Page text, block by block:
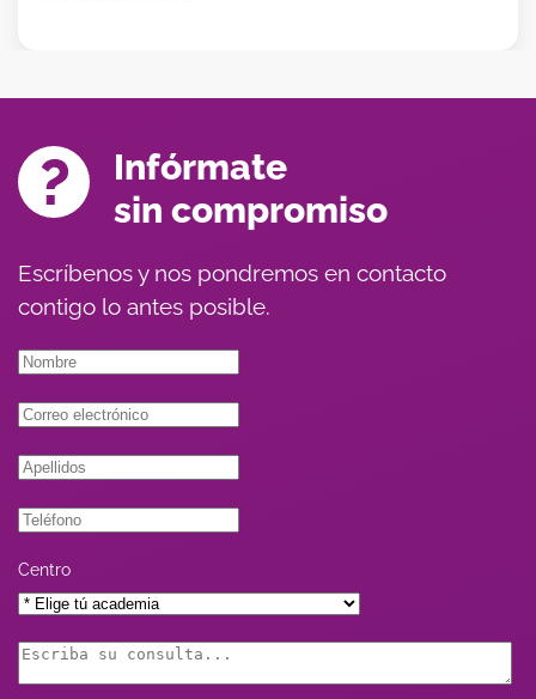
Infórmate
sin compromiso
Escríbenos y nos pondremos en contacto
contigo lo antes posible.
Centro